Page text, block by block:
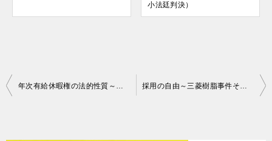
小法廷判決）
投
年次有給休暇権の法的性質～白石営林署事件～（最高裁昭和48年3月2日第二小法廷判決） 採用の自由～三菱樹脂事件その１～（最高裁昭和48年12月12日大法廷判決）